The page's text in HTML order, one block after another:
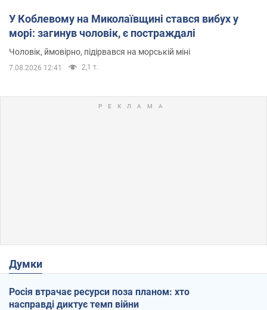
У Коблевому на Миколаївщині стався вибух у
морі: загинув чоловік, є постраждалі
Чоловік, ймовірно, підірвався на морській міні
7.08.2026 12:41 2,1 т.
Думки
Росія втрачає ресурси поза планом: хто
насправді диктує темп війни